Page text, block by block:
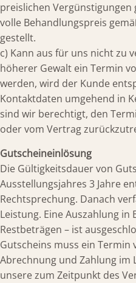
preislichen
volle Behandlungspreis
gestellt.
c) Kann aus für uns nicht zu
höherer Gewalt ein Termin
werden, wird der Kunde
Kontaktdaten umgehend in
sind wir berechtigt, den
oder vom Vertrag
Gutscheineinlösung
Die Gültigkeitsdauer von
Ausstellungsjahres 3 Jahre
Rechtsprechung. Danach
Leistung. Eine Auszahlung in
Restbeträgen – ist
Gutscheins muss ein Termin
Abrechnung und Zahlung im
unsere zum Zeitpunkt des